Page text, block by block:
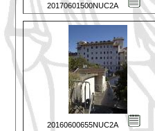
20170601500NUC2A
20160600655NUC2A